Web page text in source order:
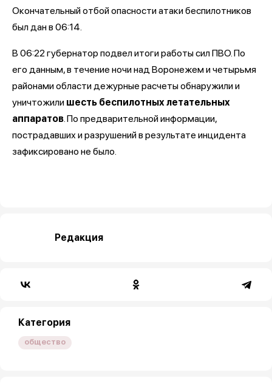
Окончательный отбой опасности атаки беспилотников
был дан в 06:14.
В 06:22 губернатор подвел итоги работы сил ПВО. По
его данным, в течение ночи над Воронежем и четырьмя
районами области дежурные расчеты обнаружили и
уничтожили шесть беспилотных летательных
аппаратов. По предварительной информации,
пострадавших и разрушений в результате инцидента
зафиксировано не было.
Редакция
Категория
общество